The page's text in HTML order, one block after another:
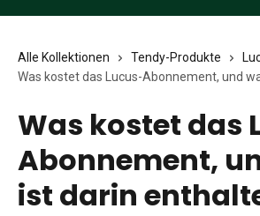
Alle Kollektionen Tendy-Produkte
Was kostet das Lucus-Abonnement, und
Was kostet das
Abonnement,
ist darin